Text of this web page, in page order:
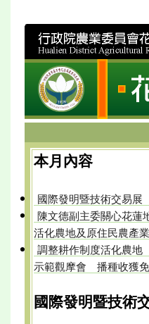
本月內容
國際發明暨技術交易
陳文德副主委關心花
活化農地及原住民農產
調整耕作制度活化農
示範觀摩會 播種收獲
國際發明暨技術